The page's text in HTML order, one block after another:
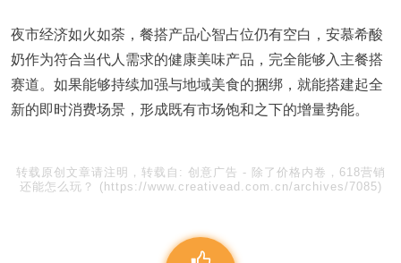
夜市经济如火如荼，餐搭产品心智占位仍有空白，安慕希酸
奶作为符合当代人需求的健康美味产品，完全能够入主餐搭
赛道。如果能够持续加强与地域美食的捆绑，就能搭建起全
新的即时消费场景，形成既有市场饱和之下的增量势能。
转载原创文章请注明，转载自: 创意广告 - 除了价格内卷，618营销
还能怎么玩？ (https://www.creativead.com.cn/archives/7085)